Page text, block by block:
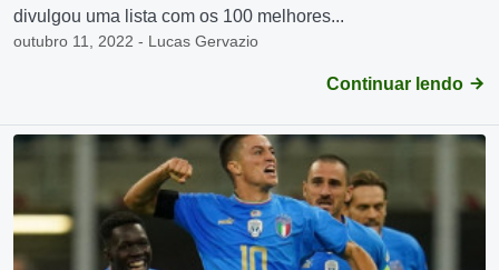
divulgou uma lista com os 100 melhores...
outubro 11, 2022 - Lucas Gervazio
Continuar lendo